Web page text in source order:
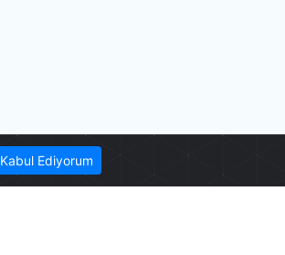
Kabul Ediyorum